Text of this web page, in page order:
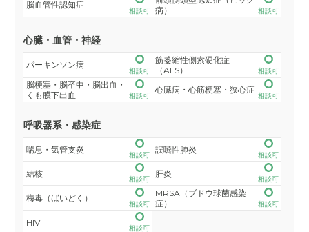
脳血管性認知症
相談可
病）
相談可
心臓・血管・神経
パーキンソン病
相談可
筋萎縮性側索硬化症
（ALS）
相談可
脳梗塞・脳卒中・脳出血・
くも膜下出血
相談可
心臓病・心筋梗塞・狭心症
相談可
呼吸器系・感染症
喘息・気管支炎
相談可
誤嚥性肺炎
相談可
結核
相談可
肝炎
相談可
梅毒（ばいどく）
相談可
MRSA（ブドウ球菌感染
症）
相談可
HIV
相談可